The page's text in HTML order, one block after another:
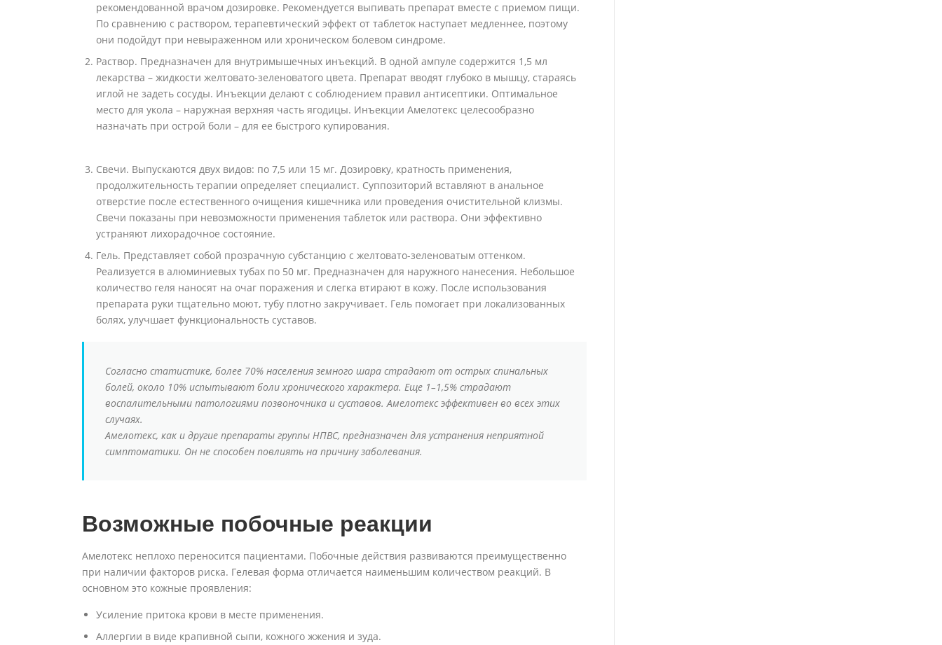
рекомендованной врачом дозировке. Рекомендуется выпивать препарат вместе с приемом пищи.
По сравнению с раствором, терапевтический эффект от таблеток наступает медленнее, поэтому
они подойдут при невыраженном или хроническом болевом синдроме.
Раствор. Предназначен для внутримышечных инъекций. В одной ампуле содержится 1,5 мл
лекарства – жидкости желтовато-зеленоватого цвета. Препарат вводят глубоко в мышцу, стараясь
иглой не задеть сосуды. Инъекции делают с соблюдением правил антисептики. Оптимальное
место для укола – наружная верхняя часть ягодицы. Инъекции Амелотекс целесообразно
назначать при острой боли – для ее быстрого купирования.
Свечи. Выпускаются двух видов: по 7,5 или 15 мг. Дозировку, кратность применения,
продолжительность терапии определяет специалист. Суппозиторий вставляют в анальное
отверстие после естественного очищения кишечника или проведения очистительной клизмы.
Свечи показаны при невозможности применения таблеток или раствора. Они эффективно
устраняют лихорадочное состояние.
Гель. Представляет собой прозрачную субстанцию с желтовато-зеленоватым оттенком.
Реализуется в алюминиевых тубах по 50 мг. Предназначен для наружного нанесения. Небольшое
количество геля наносят на очаг поражения и слегка втирают в кожу. После использования
препарата руки тщательно моют, тубу плотно закручивает. Гель помогает при локализованных
болях, улучшает функциональность суставов.
Согласно статистике, более 70% населения земного шара страдают от острых спинальных
болей, около 10% испытывают боли хронического характера. Еще 1–1,5% страдают
воспалительными патологиями позвоночника и суставов. Амелотекс эффективен во всех этих
случаях.
Амелотекс, как и другие препараты группы НПВС, предназначен для устранения неприятной
симптоматики. Он не способен повлиять на причину заболевания.
Возможные побочные реакции
Амелотекс неплохо переносится пациентами. Побочные действия развиваются преимущественно
при наличии факторов риска. Гелевая форма отличается наименьшим количеством реакций. В
основном это кожные проявления:
Усиление притока крови в месте применения.
Аллергии в виде крапивной сыпи, кожного жжения и зуда.